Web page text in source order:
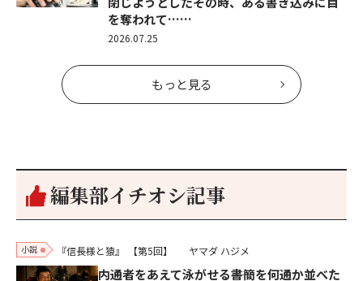
を奪われて……
2026.07.25
もっと見る
編集部イチオシ記事
小説 『信長様と猿』 【第5回】 ヤマダ ハジメ
内通者をあえて泳がせる――書簡を何通か並べた